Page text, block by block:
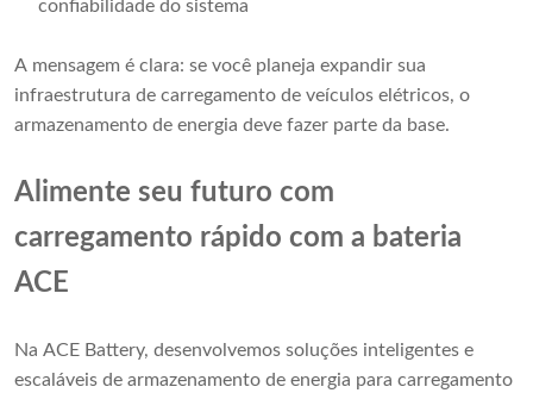
confiabilidade do sistema
A mensagem é clara: se você planeja expandir sua
infraestrutura de carregamento de veículos elétricos, o
armazenamento de energia deve fazer parte da base.
Alimente seu futuro com
carregamento rápido com a bateria
ACE
Na ACE Battery, desenvolvemos soluções inteligentes e
escaláveis ​​de armazenamento de energia para carregamento